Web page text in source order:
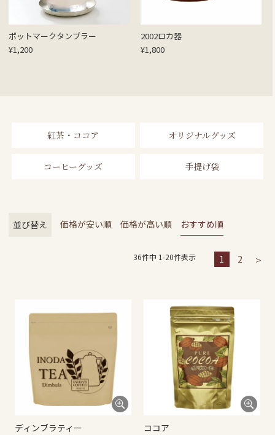
ポットマークタンブラー
¥1,200
2002ロカ器
¥1,800
紅茶・ココア オリジナルグッズ
コーヒーグッズ 手提げ袋
並び替え 価格が安い順 価格が高い順 おすすめ順
36件中 1-20件表示 1 2
ディンブラティー
ココア